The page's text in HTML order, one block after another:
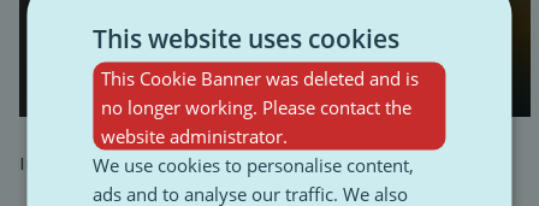
Infographie de Krzysztof Ryncarz
This website uses cookies
This Cookie Banner was deleted and is
no longer working. Please contact the
website administrator.
We use cookies to personalise content,
ads and to analyse our traffic. We also